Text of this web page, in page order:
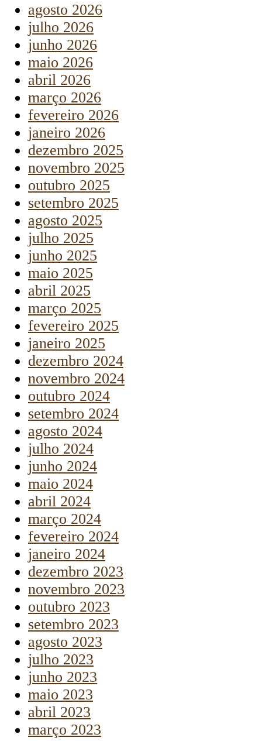
agosto 2026
julho 2026
junho 2026
maio 2026
abril 2026
março 2026
fevereiro 2026
janeiro 2026
dezembro 2025
novembro 2025
outubro 2025
setembro 2025
agosto 2025
julho 2025
junho 2025
maio 2025
abril 2025
março 2025
fevereiro 2025
janeiro 2025
dezembro 2024
novembro 2024
outubro 2024
setembro 2024
agosto 2024
julho 2024
junho 2024
maio 2024
abril 2024
março 2024
fevereiro 2024
janeiro 2024
dezembro 2023
novembro 2023
outubro 2023
setembro 2023
agosto 2023
julho 2023
junho 2023
maio 2023
abril 2023
março 2023